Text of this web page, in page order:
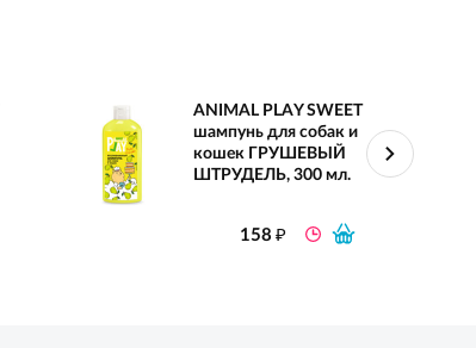
ANIMAL PLAY SWEET
шампунь для собак и
кошек ГРУШЕВЫЙ
ШТРУДЕЛЬ, 300 мл.
158₽